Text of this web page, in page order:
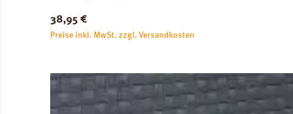
unbedenklich. Verfügbare Downloads: Datenblatt PRINZ
Regulärer Preis:
38,95 €
Preise inkl. MwSt. zzgl. Versandkosten